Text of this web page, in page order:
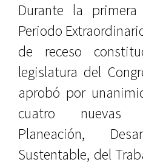
Durante la
Periodo
de receso
legislatura del
aprobó por
cuatro nuevas
Planeación,
Sustentable, del